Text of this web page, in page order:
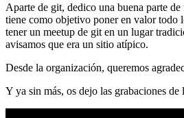
Aparte de git, dedico una buena parte
tiene como objetivo poner en valor todo
tener un meetup de git en un lugar
avisamos que era un sitio atípico.
Desde la organización, queremos
Y ya sin más, os dejo las grabaciones